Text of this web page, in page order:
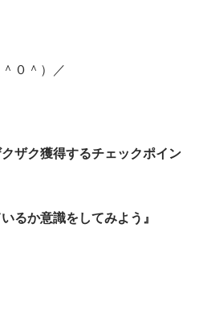
０＾）／
ザク獲得するチェックポイン
るか意識をしてみよう』